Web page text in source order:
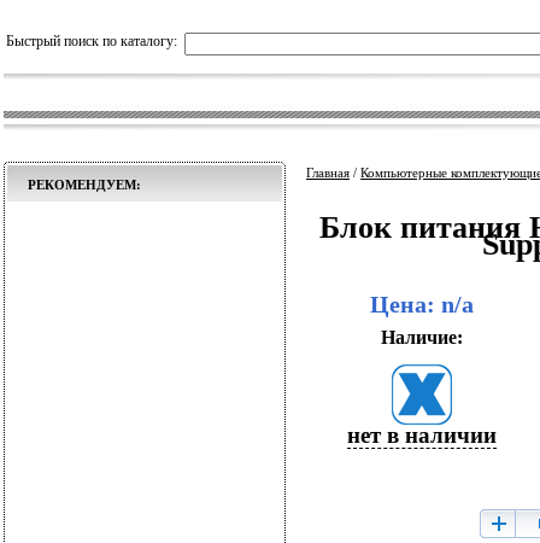
Быстрый поиск по каталогу:
РЕКОМЕНДУЕМ:
Главная / Компьютерные
Блок питания
Цена: n/a
Наличие:
нет в наличии